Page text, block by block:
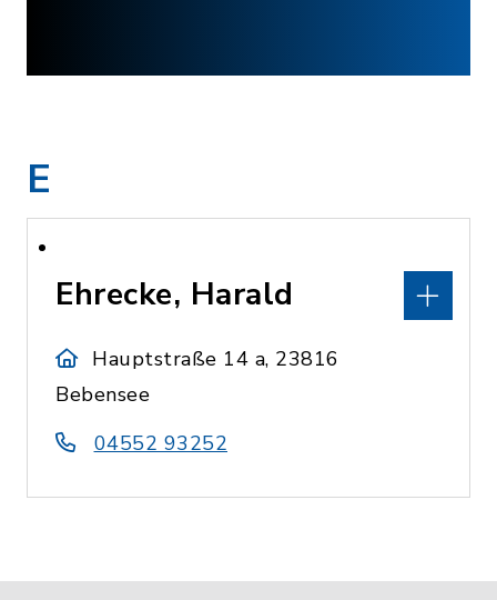
E
Ehrecke, Harald
Hauptstraße 14 a, 23816
Bebensee
04552 93252